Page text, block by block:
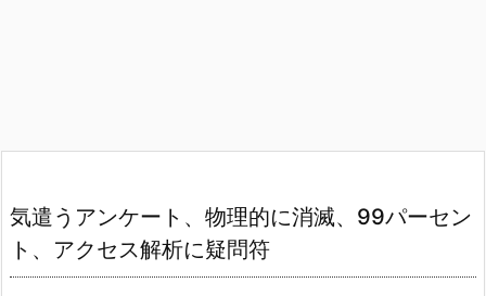
気遣うアンケート、物理的に消滅、99パーセン
ト、アクセス解析に疑問符